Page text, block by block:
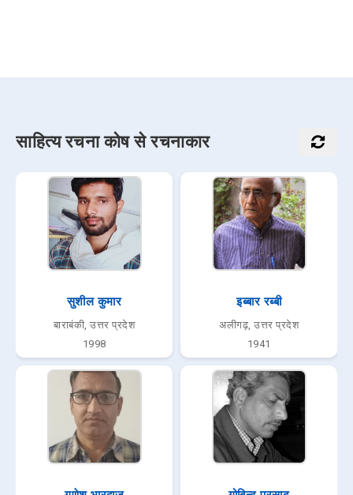
साहित्य रचना कोष से रचनाकार
सुशील कुमार
बाराबंकी, उत्तर प्रदेश
1998
इब्बार रब्बी
अलीगढ़, उत्तर प्रदेश
1941